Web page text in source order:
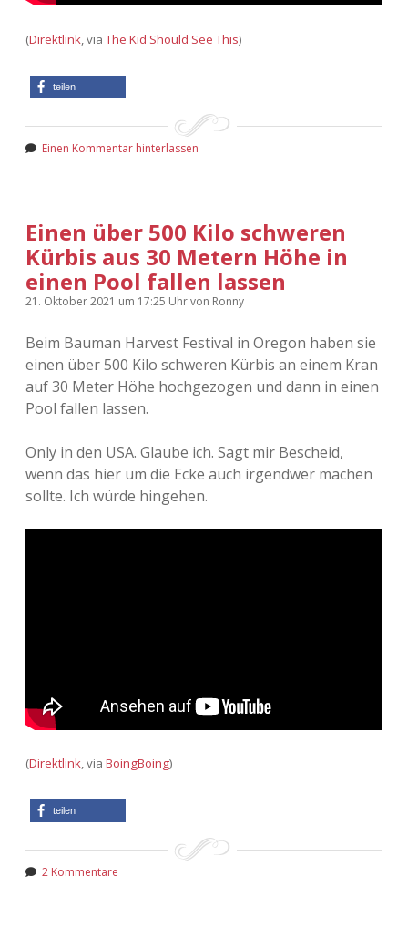
Adventskalender 2021
Adventskalender 2024
(Direktlink, viaThe Kid Should See This)
teilen
Einen Kommentar hinterlassen
Einen über 500 Kilo schweren
Kürbis aus 30 Metern Höhe in
einen Pool fallen lassen
21. Oktober 2021 um 17:25 Uhrvon Ronny
Beim Bauman Harvest Festival in Oregon haben sie
einen über 500 Kilo schweren Kürbis an einem Kran
auf 30 Meter Höhe hochgezogen und dann in einen
Pool fallen lassen.
Only in den USA. Glaube ich. Sagt mir Bescheid,
wenn das hier um die Ecke auch irgendwer machen
sollte. Ich würde hingehen.
(Direktlink, via BoingBoing)
teilen
2 Kommentare